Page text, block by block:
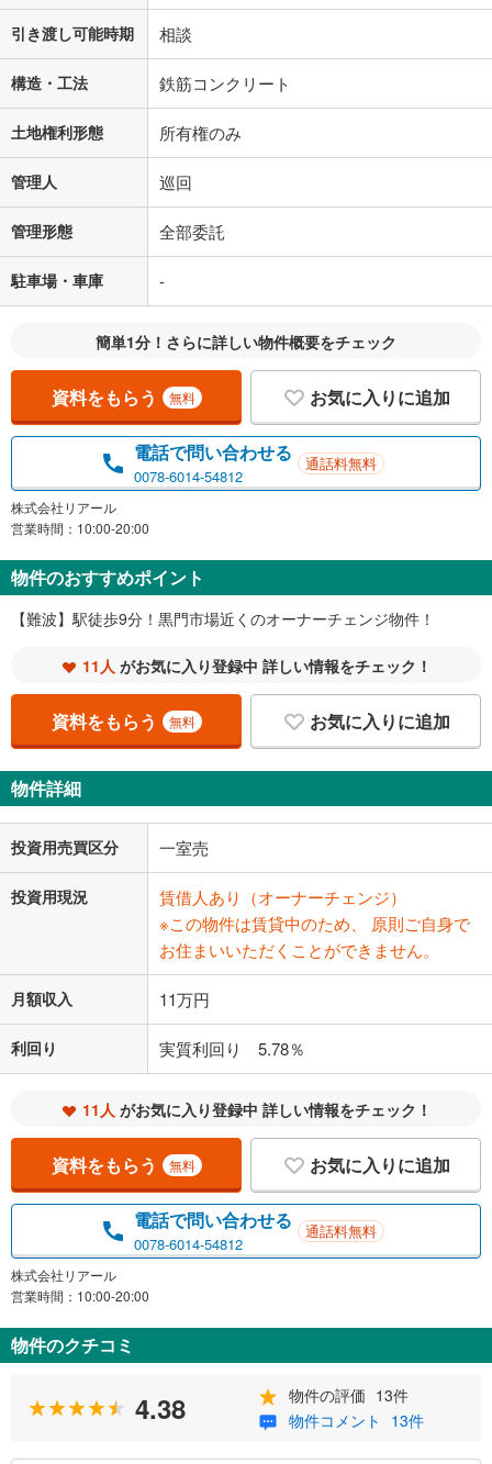
引き渡し可能時期 相談
構造・工法 鉄筋コンクリート
土地権利形態 所有権のみ
管理人 巡回
管理形態 全部委託
駐車場・車庫 -
簡単1分！さらに詳しい物件概要をチェック
資料をもらう 無料 お気に入りに追加
電話で問い合わせる
0078-6014-54812
通話料無料
株式会社リアール
営業時間：10:00-20:00
物件のおすすめポイント
【難波】駅徒歩9分！黒門市場近くのオーナーチェンジ物件！
11人 がお気に入り登録中 詳しい情報をチェック！
資料をもらう 無料 お気に入りに追加
物件詳細
投資用売買区分 一室売
投資用現況
賃借人あり（オーナーチェンジ）
※この物件は賃貸中のため、 原則ご自身で
お住まいいただくことができません。
月額収入 11万円
利回り 実質利回り 5.78％
11人 がお気に入り登録中 詳しい情報をチェック！
資料をもらう 無料 お気に入りに追加
電話で問い合わせる
0078-6014-54812
通話料無料
株式会社リアール
営業時間：10:00-20:00
物件のクチコミ
4.38 物件の評価 13件
物件コメント
13件